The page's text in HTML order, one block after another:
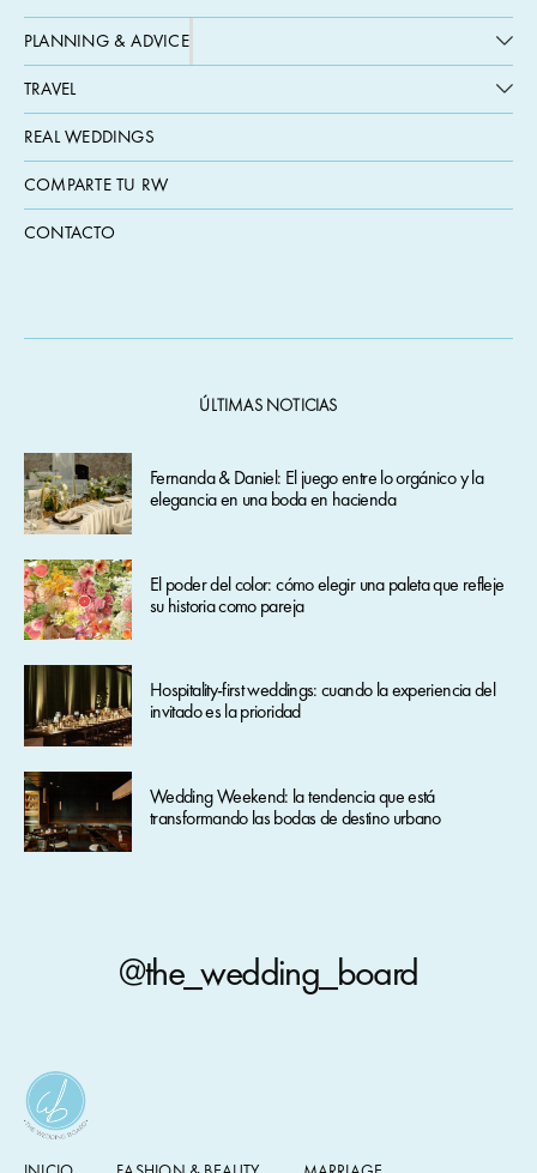
PLANNING & ADVICE
TRAVEL
REAL WEDDINGS
COMPARTE TU RW
CONTACTO
ÚLTIMAS NOTICIAS
Fernanda & Daniel: El juego entre lo orgánico y la
elegancia en una boda en hacienda
El poder del color: cómo elegir una paleta que refleje
su historia como pareja
Hospitality-first weddings: cuando la experiencia del
invitado es la prioridad
Wedding Weekend: la tendencia que está
transformando las bodas de destino urbano
@the_wedding_board